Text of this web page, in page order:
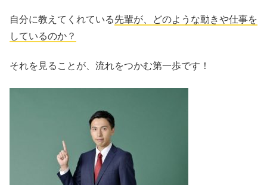
自分に教えてくれている先輩が、どのような動きや仕事を
しているのか？
それを見ることが、流れをつかむ第一歩です！